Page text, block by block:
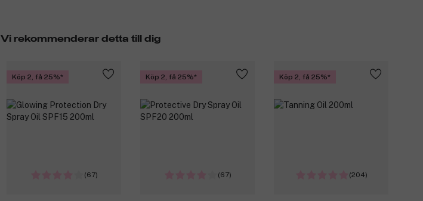
Vi rekommenderar detta till dig
Köp 2, få 25%
(67)
Köp 2, få 25%
(67)
Köp 2, få 25%
(204)